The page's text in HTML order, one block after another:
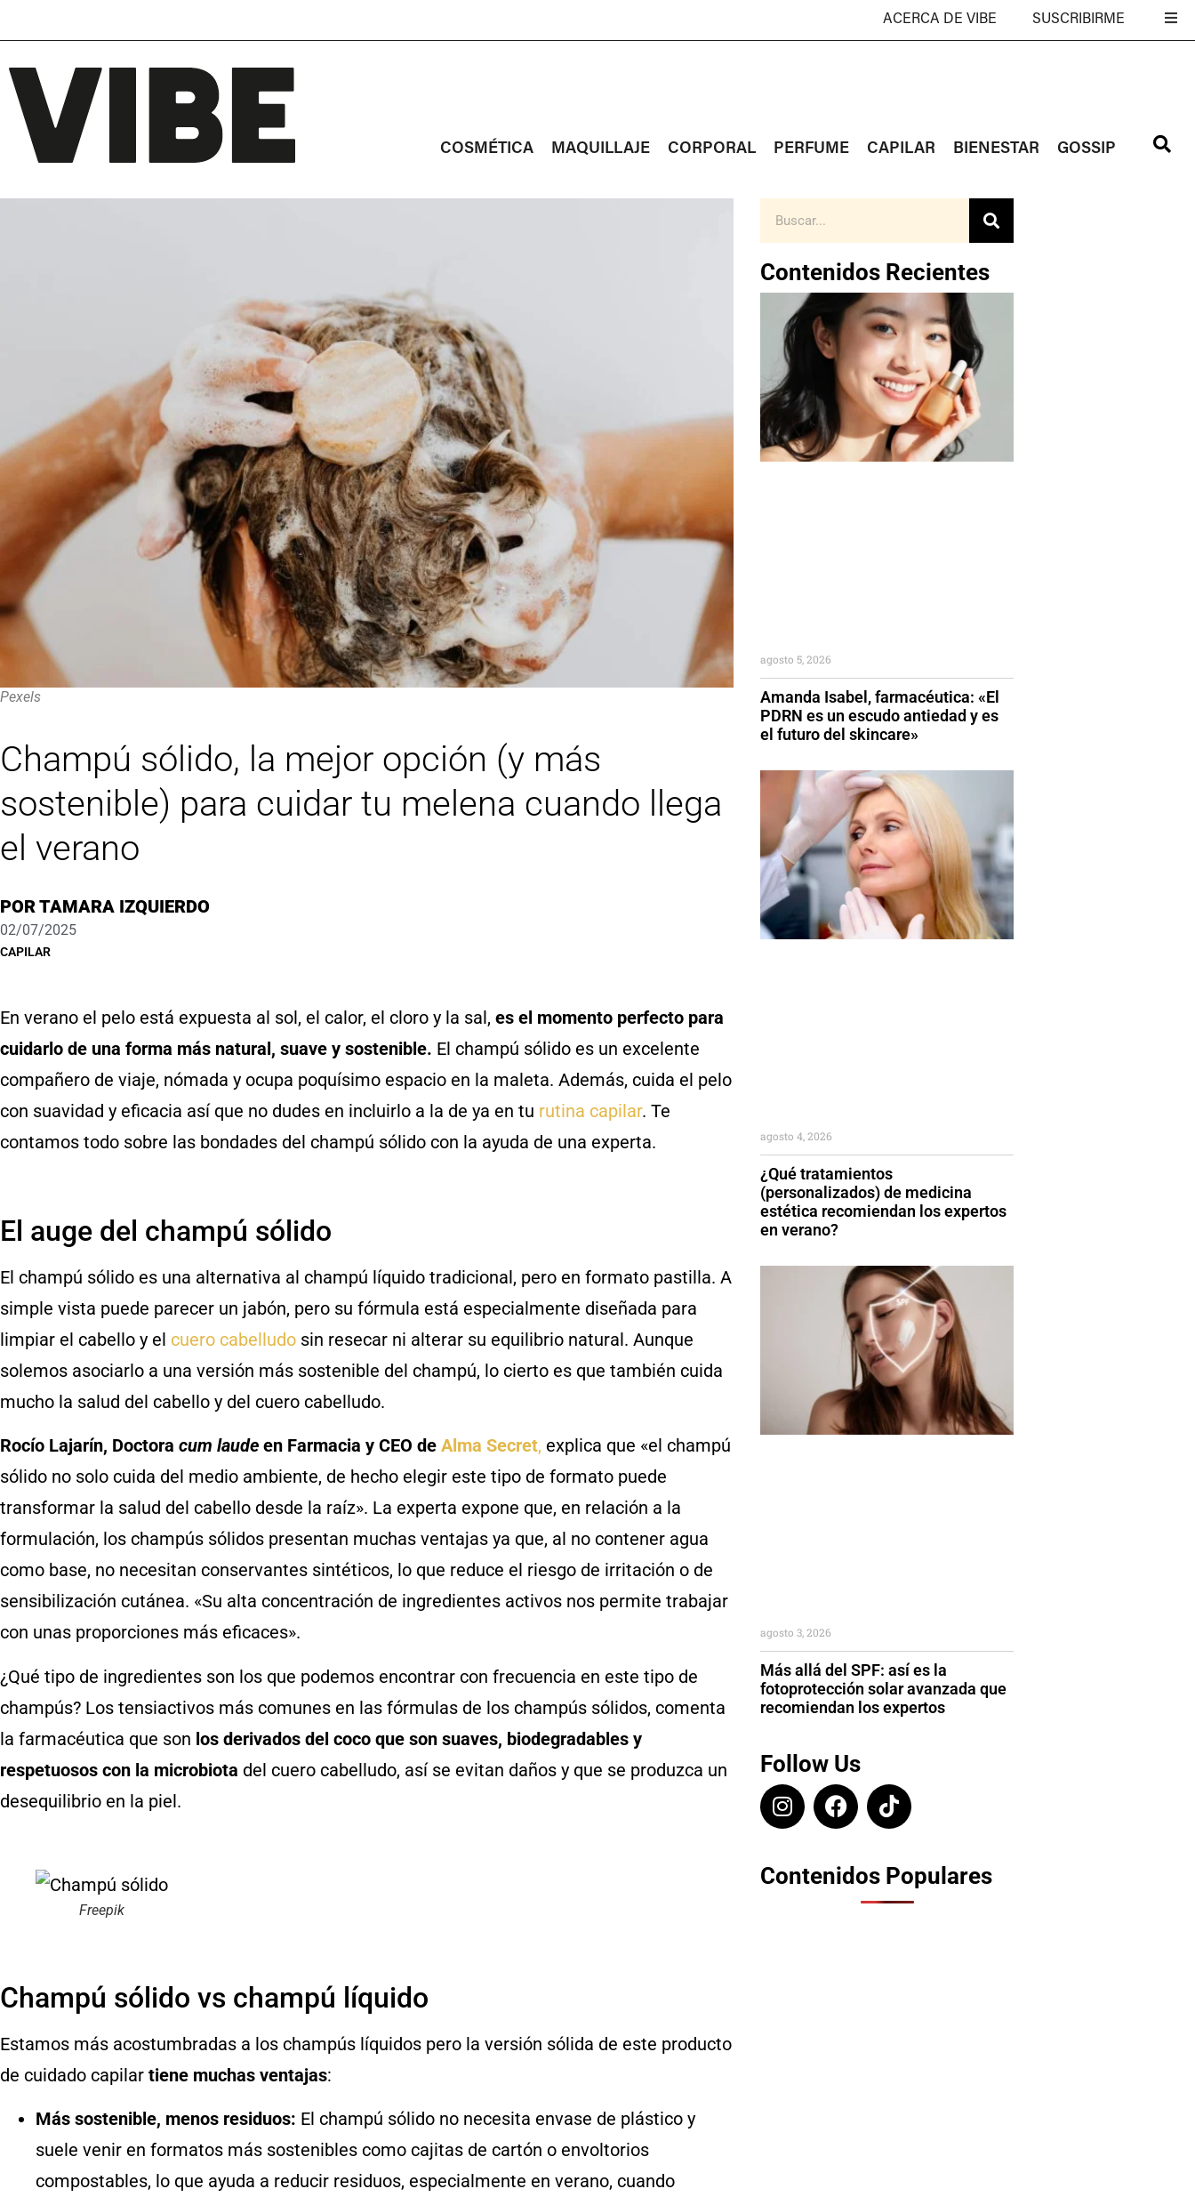
ACERCA DE VIBE SUSCRIBIRME
COSMÉTICA MAQUILLAJE CORPORAL PERFUME CAPILAR BIENESTAR GOSSIP
Pexels
Champú sólido, la mejor opción (y más
sostenible) para cuidar tu melena cuando llega
el verano
PORTAMARA IZQUIERDO
02/07/2025
CAPILAR
En verano el pelo está expuesta al sol, el calor, el cloro y la sal, es el momento perfecto para
cuidarlo de una forma más natural, suave y sostenible. El champú sólido es un excelente
compañero de viaje, nómada y ocupa poquísimo espacio en la maleta. Además, cuida el pelo
con suavidad y eficacia así que no dudes en incluirlo a la de ya en tu rutina capilar. Te
contamos todo sobre las bondades del champú sólido con la ayuda de una experta.
El auge del champú sólido
El champú sólido es una alternativa al champú líquido tradicional, pero en formato pastilla. A
simple vista puede parecer un jabón, pero su fórmula está especialmente diseñada para
limpiar el cabello y el cuero cabelludo sin resecar ni alterar su equilibrio natural. Aunque
solemos asociarlo a una versión más sostenible del champú, lo cierto es que también cuida
mucho la salud del cabello y del cuero cabelludo.
Rocío Lajarín, Doctora cum laude en Farmacia y CEO de Alma Secret, explica que «el champú
sólido no solo cuida del medio ambiente, de hecho elegir este tipo de formato puede
transformar la salud del cabello desde la raíz». La experta expone que, en relación a la
formulación, los champús sólidos presentan muchas ventajas ya que, al no contener agua
como base, no necesitan conservantes sintéticos, lo que reduce el riesgo de irritación o de
sensibilización cutánea. «Su alta concentración de ingredientes activos nos permite trabajar
con unas proporciones más eficaces».
¿Qué tipo de ingredientes son los que podemos encontrar con frecuencia en este tipo de
champús? Los tensiactivos más comunes en las fórmulas de los champús sólidos, comenta
la farmacéutica que son los derivados del coco que son suaves, biodegradables y
respetuosos con la microbiota del cuero cabelludo, así se evitan daños y que se produzca un
desequilibrio en la piel.
Freepik
Champú sólido vs champú líquido
Estamos más acostumbradas a los champús líquidos pero la versión sólida de este producto
de cuidado capilar tiene muchas ventajas:
Más sostenible, menos residuos: El champú sólido no necesita envase de plástico y
suele venir en formatos más sostenibles como cajitas de cartón o envoltorios
compostables, lo que ayuda a reducir residuos, especialmente en verano, cuando
Contenidos Recientes
Amanda Isabel, farmacéutica: «El
PDRN es un escudo antiedad y es
el futuro del skincare»
agosto 5, 2026
¿Qué tratamientos
(personalizados) de medicina
estética recomiendan los expertos
en verano?
agosto 4, 2026
Más allá del SPF: así es la
fotoprotección solar avanzada que
recomiendan los expertos
agosto 3, 2026
Follow Us
Contenidos Populares